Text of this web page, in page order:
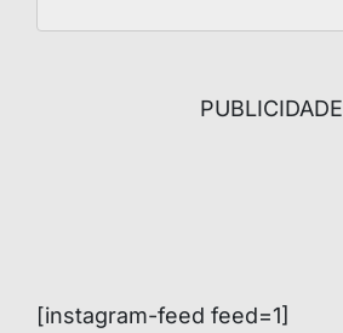
PUBLICIDADE
[instagram-feed feed=1]